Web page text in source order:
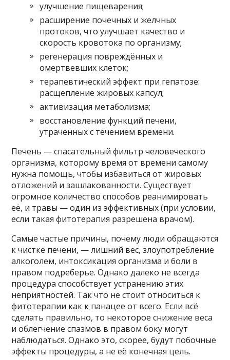
улучшение пищеварения;
расширение почечных и желчных
протоков, что улучшает качество и
скорость кровотока по организму;
регенерация повреждённых и
омертвевших клеток;
терапевтический эффект при гепатозе:
расщепление жировых капсул;
активизация метаболизма;
восстановление функций печени,
утраченных с течением времени.
Печень — спасательный фильтр человеческого
организма, которому время от времени самому
нужна помощь, чтобы избавиться от жировых
отложений и зашлакованности. Существует
огромное количество способов реанимировать
её, и травы — один из эффективных (при условии,
если такая фитотерапия разрешена врачом).
Самые частые причины, почему люди обращаются
к чистке печени, — лишний вес, злоупотребление
алкоголем, интоксикация организма и боли в
правом подреберье. Однако далеко не всегда
процедура способствует устранению этих
неприятностей. Так что не стоит относиться к
фитотерапии как к панацее от всего. Если всё
сделать правильно, то некоторое снижение веса
и облегчение спазмов в правом боку могут
наблюдаться. Однако это, скорее, будут побочные
эффекты процедуры, а не её конечная цель.